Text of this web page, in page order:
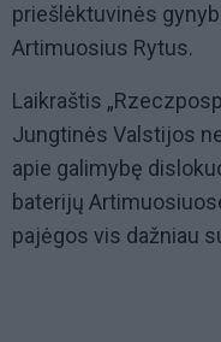
priešlėktuvinės
Artimuosius Rytus.
Laikraštis
Jungtinės Valstijos
apie galimybę
baterijų
pajėgos vis dažniau